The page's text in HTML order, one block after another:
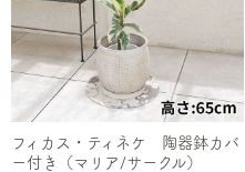
フィカス・ティネケ 陶器鉢カバ
ー付き（マリア/サークル）